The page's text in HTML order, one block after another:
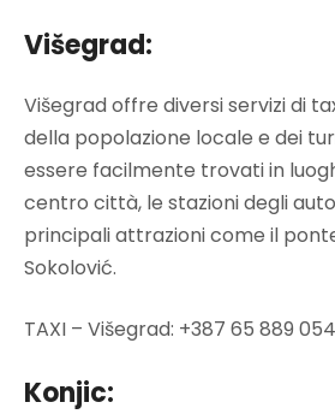
Višegrad:
Višegrad offre diversi servizi di
della popolazione locale e dei
essere facilmente trovati in
centro città, le stazioni degli
principali attrazioni come il
Sokolović.
TAXI – Višegrad: +387 65 889 054
Konjic: